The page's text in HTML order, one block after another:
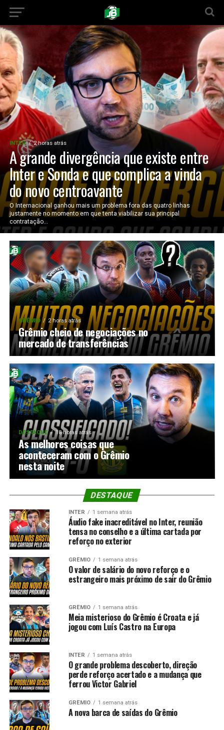
INTER 2 horas atrás
A grande divergência que existe entre
Inter e Sonda e que complica a vinda
do novo centroavante
O Internacional ganhou mais um problema fora das quatro linhas
justamente no momento em que tenta viabilizar sua principal
contratação...
GRÊMIO 2 horas atrás
Grêmio cheio de negociações no
mercado de transferências
DESTAQUE 18 horas atrás
As melhores coisas que
aconteceram com o Grêmio
nesta noite
DESTAQUE
INTER 1 semana atrás
Áudio fake inacreditável no Inter, reunião
tensa no conselho e a última cartada por
reforço no exterior
GRÊMIO 1 semana atrás
O valor de salário do novo reforço e o
estrangeiro mais próximo de sair do Grêmio
GRÊMIO 1 semana atrás
Meia misterioso do Grêmio é Croata e já
jogou com Luís Castro na Europa
INTER 1 semana atrás
O grande problema descoberto, direção
perde reforço acertado e a mudança que
ferrou Victor Gabriel
GRÊMIO 1 semana atrás
A nova barca de saídas do Grêmio